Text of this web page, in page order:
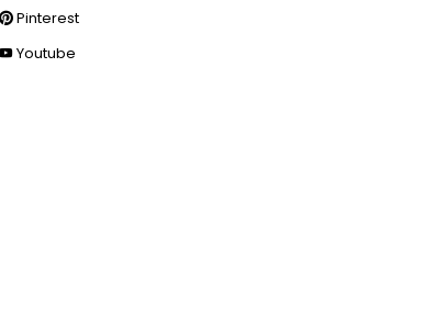
Pinterest
Youtube